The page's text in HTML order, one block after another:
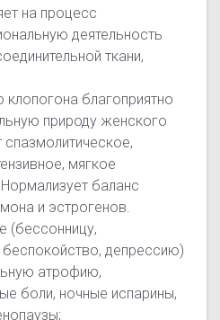
на процесс
деятельность
ткани,
клопогона благоприятно
природу женского
мягкое
баланс
и эстрогенов.
(бессонницу,
беспокойство, депрессию)
атрофию,
боли, ночные испарины,